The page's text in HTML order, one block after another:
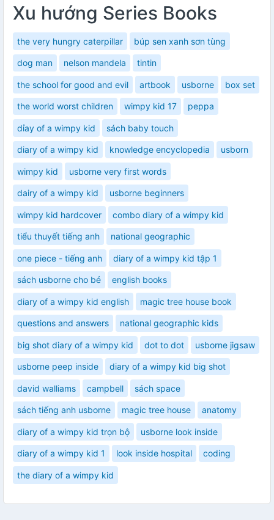
Xu hướng Series Books
the very hungry caterpillar búp sen xanh sơn tùng
dog man nelson mandela tintin
the school for good and evil artbook usborne box set
the world worst children wimpy kid 17 peppa
dỉay of a wimpy kid sách baby touch
diary of a wimpy kid knowledge encyclopedia usborn
wimpy kid usborne very first words
dairy of a wimpy kid usborne beginners
wimpy kid hardcover combo diary of a wimpy kid
tiểu thuyết tiếng anh national geographic
one piece - tiếng anh diary of a wimpy kid tập 1
sách usborne cho bé english books
diary of a wimpy kid english magic tree house book
questions and answers national geographic kids
big shot diary of a wimpy kid dot to dot usborne jigsaw
usborne peep inside diary of a wimpy kid big shot
david walliams campbell sách space
sách tiếng anh usborne magic tree house anatomy
diary of a wimpy kid trọn bộ usborne look inside
diary of a wimpy kid 1 look inside hospital coding
the diary of a wimpy kid